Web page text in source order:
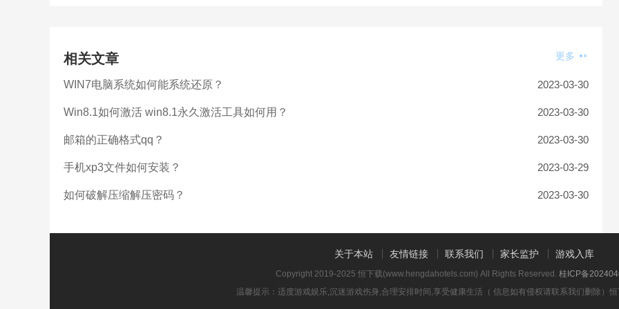
相关文章 更多
WIN7电脑系统如何能系统还原？ 2023-03-30
Win8.1如何激活 win8.1永久激活工具如何用？ 2023-03-30
邮箱的正确格式qq？ 2023-03-30
手机xp3文件如何安装？ 2023-03-29
如何破解压缩解压密码？ 2023-03-30
关于本站 友情链接 联系我们 家长监护 游戏入库
Copyright 2019-2025 恒下载(www.hengdahotels.com) All Rights Reserved. 桂ICP备
温馨提示：适度游戏娱乐,沉迷游戏伤身,合理安排时间,享受健康生活（ 信息如有侵权请联系我们删除） 恒